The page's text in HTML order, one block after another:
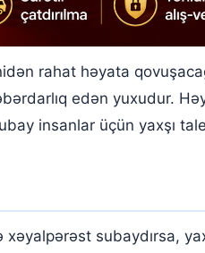
rahat həyata
edən yuxudur.
insanlar üçün yaxşı
subaydırsa,